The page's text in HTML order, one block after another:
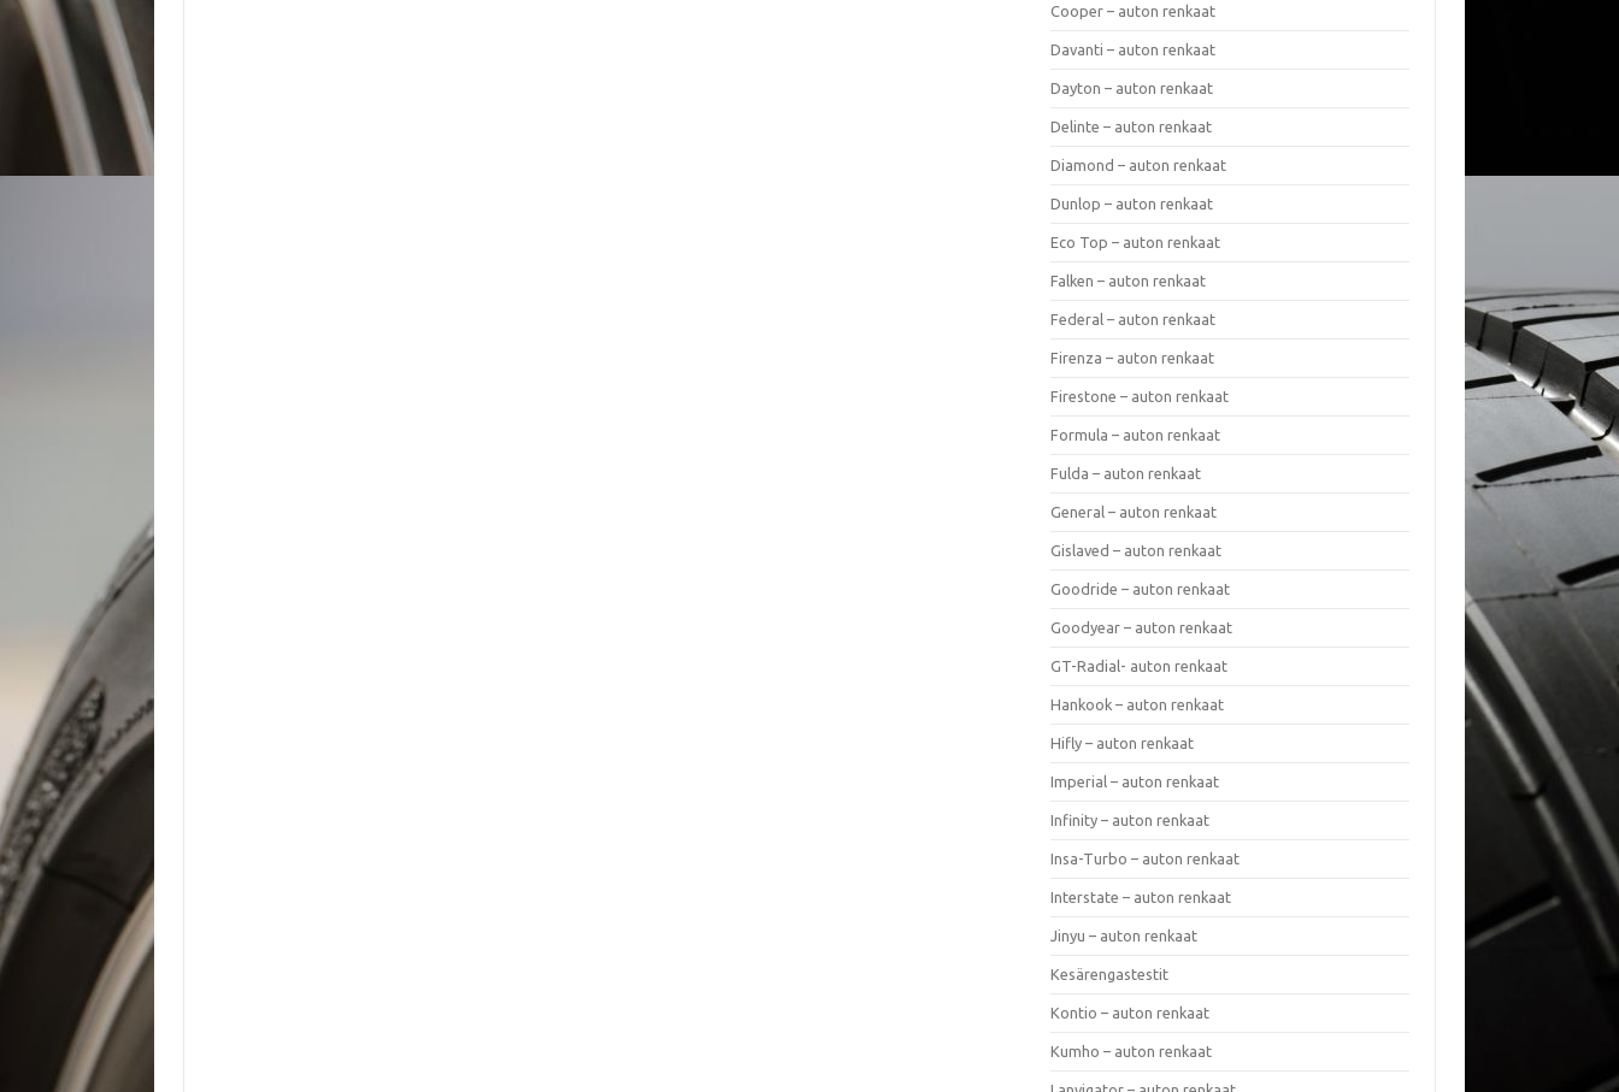
Cooper – auton renkaat
Davanti – auton renkaat
Dayton – auton renkaat
Delinte – auton renkaat
Diamond – auton renkaat
Dunlop – auton renkaat
Eco Top – auton renkaat
Falken – auton renkaat
Federal – auton renkaat
Firenza – auton renkaat
Firestone – auton renkaat
Formula – auton renkaat
Fulda – auton renkaat
General – auton renkaat
Gislaved – auton renkaat
Goodride – auton renkaat
Goodyear – auton renkaat
GT-Radial- auton renkaat
Hankook – auton renkaat
Hifly – auton renkaat
Imperial – auton renkaat
Infinity – auton renkaat
Insa-Turbo – auton renkaat
Interstate – auton renkaat
Jinyu – auton renkaat
Kesärengastestit
Kontio – auton renkaat
Kumho – auton renkaat